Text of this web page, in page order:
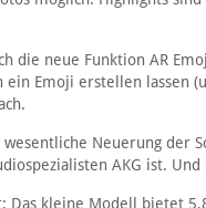
die neue Funktion AR
ein Emoji erstellen lassen
Neuerung der
AKG ist.
Das kleine Modell bietet